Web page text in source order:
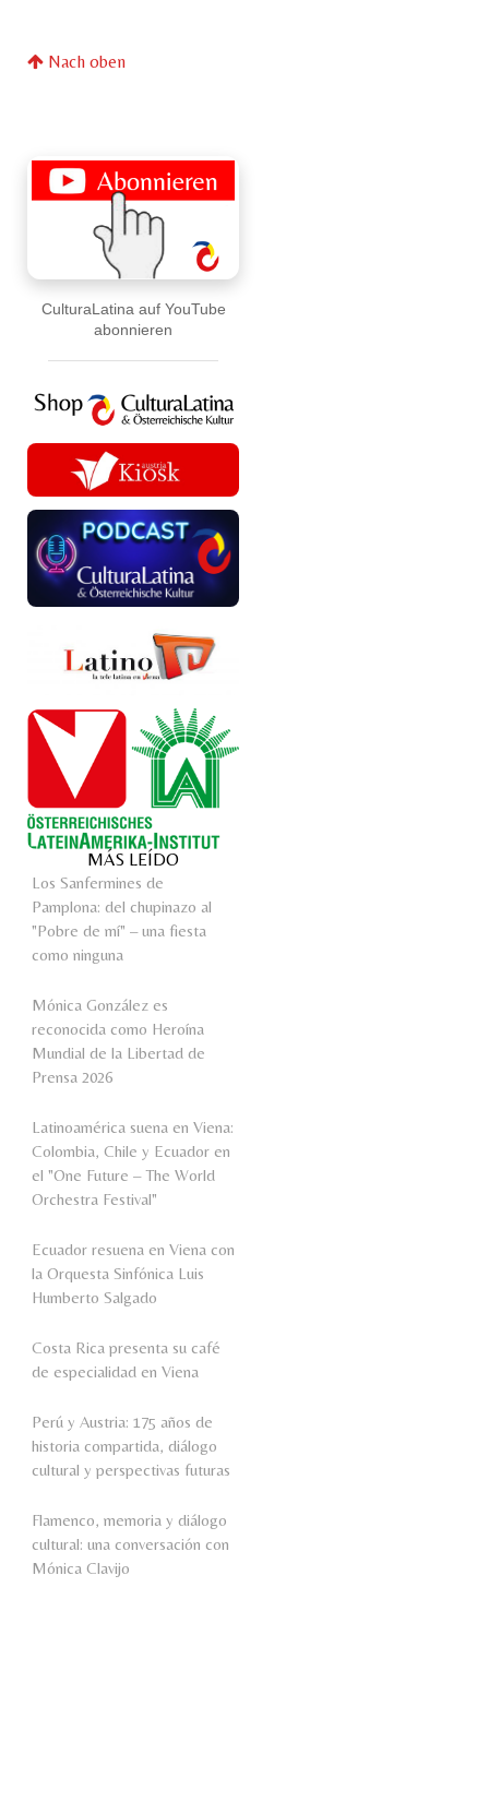
CulturaLatina auf YouTube
abonnieren
MÁS LEÍDO
Los Sanfermines de
Pamplona: del chupinazo al
"Pobre de mí" – una fiesta
como ninguna
Mónica González es
reconocida como Heroína
Mundial de la Libertad de
Prensa 2026
Latinoamérica suena en Viena:
Colombia, Chile y Ecuador en
el "One Future – The World
Orchestra Festival"
Ecuador resuena en Viena con
la Orquesta Sinfónica Luis
Humberto Salgado
Costa Rica presenta su café
de especialidad en Viena
Perú y Austria: 175 años de
historia compartida, diálogo
cultural y perspectivas futuras
Flamenco, memoria y diálogo
cultural: una conversación con
Mónica Clavijo
Nach oben